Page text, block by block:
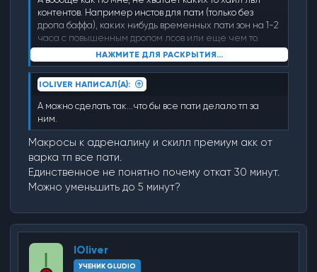
контентов. Например инстов для пати (только без
дропа баффа), каких нибудь временных пати зон на 1-2
часа с повышенным дропом лсов или еще чем то.
Камалока тут ересь полнейшая.
А то весь хай контет тут это стоять и фармить ИТ,
который и так весь занят. Люди уходят потому, что
банально не чем заняться кроме бесконечного фарма
адены и лсов. И как правило все споты заняты твинами
1-2 людей которые очень сильно вырвались вперед.
Может быть каких нибудь клановых инстов, как это
было на классике.
НАЖМИТЕ ДЛЯ РАСКРЫТИЯ...
IOLIVER НАПИСАЛ(А):
А можно сделать так...что бы все пати делало тп за
ним.
Макросы к адреналину и скилл премиум акк от
варка тп все пати.
Единственное не понятно почему откат 30 минут.
Можно уменьшить до 5 минут?
I IOliver
УЧЕНИК GLUDIO